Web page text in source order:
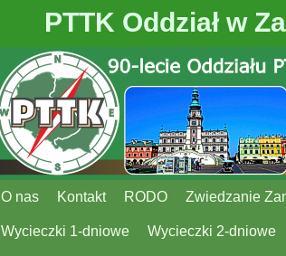
PTTK Oddział w
Przejdź do głównej treści
Przejdź do
O nas Kontakt RODO Zwiedzanie
Wycieczki 1-dniowe Wycieczki 2-dniowe